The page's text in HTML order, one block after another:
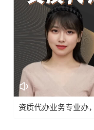
资质代办业务专业办